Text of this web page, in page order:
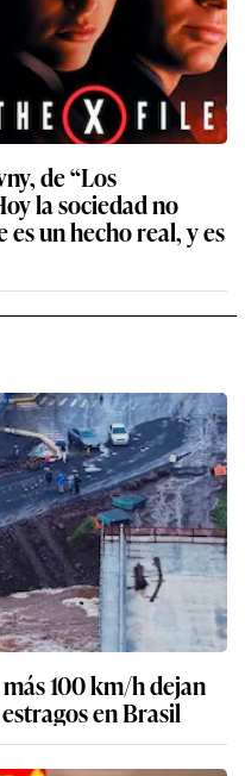
de “Los
la sociedad no
un hecho real, y es
100 km/h dejan
en Brasil